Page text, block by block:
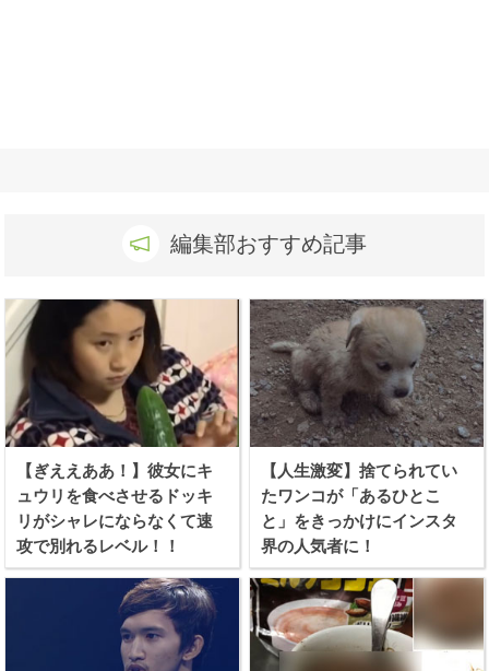
編集部おすすめ記事
【ぎええああ！】彼女にキ
ュウリを食べさせるドッキ
リがシャレにならなくて速
攻で別れるレベル！！
【人生激変】捨てられてい
たワンコが「あるひとこ
と」をきっかけにインスタ
界の人気者に！